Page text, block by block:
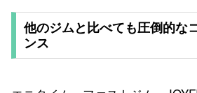
他のジムと比べても圧倒的な
ンス